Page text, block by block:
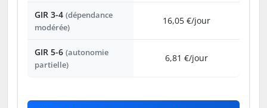
GIR 3-4 (dépendance
modérée)
16,05 €/jour
GIR 5-6 (autonomie
partielle)
6,81 €/jour